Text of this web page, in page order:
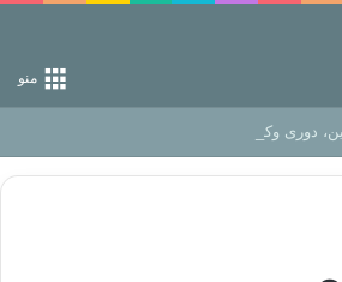
منو
دوری وکناره‌گیری از راه خداست‌!